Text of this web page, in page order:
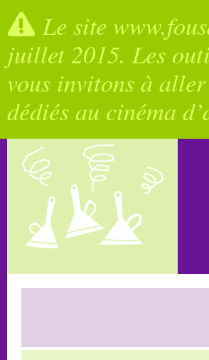
Le site
juillet 2015. Les
vous invitons à aller
dédiés au cinéma